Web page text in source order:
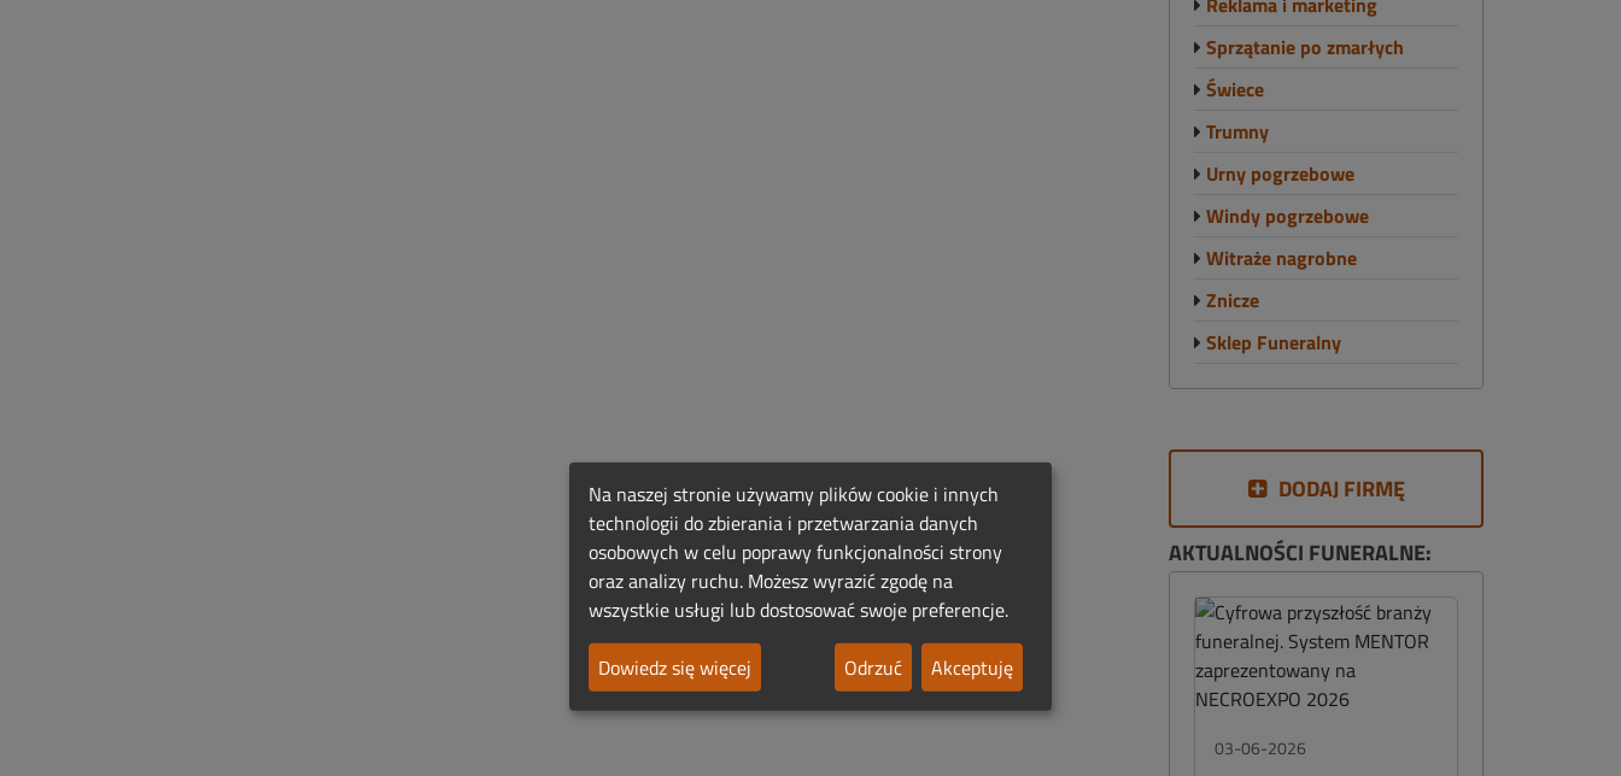
Sprzątanie po zmarłych
Świece
Trumny
Urny pogrzebowe
Windy pogrzebowe
Witraże nagrobne
Znicze
Sklep Funeralny
DODAJ FIRMĘ
AKTUALNOŚCI FUNERALNE:
03-06-2026
Na naszej stronie używamy plików cookie i innych
technologii do zbierania i przetwarzania danych
osobowych w celu poprawy funkcjonalności strony
oraz analizy ruchu. Możesz wyrazić zgodę na
wszystkie usługi lub dostosować swoje preferencje.
Dowiedz się więcej
Odrzuć Akceptuję